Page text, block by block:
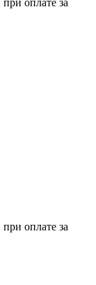
оплате за